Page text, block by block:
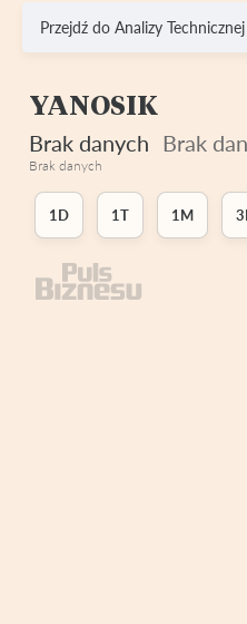
Przejdź do Analizy Technicznej
YANOSIK
Brak danych Brak
Brak danych
1D 1T 1M